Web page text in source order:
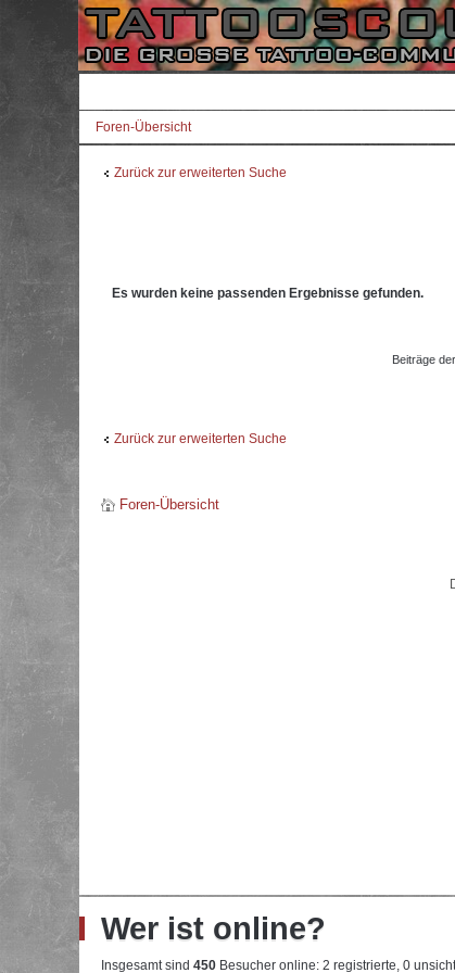
Foren-Übersicht
Zurück zur erweiterten Suche
Es wurden keine passenden Ergebnisse gefunden.
Beiträge
Zurück zur erweiterten Suche
Foren-Übersicht
Wer ist online?
Insgesamt sind 450 Besucher online: 2 registrierte, 0